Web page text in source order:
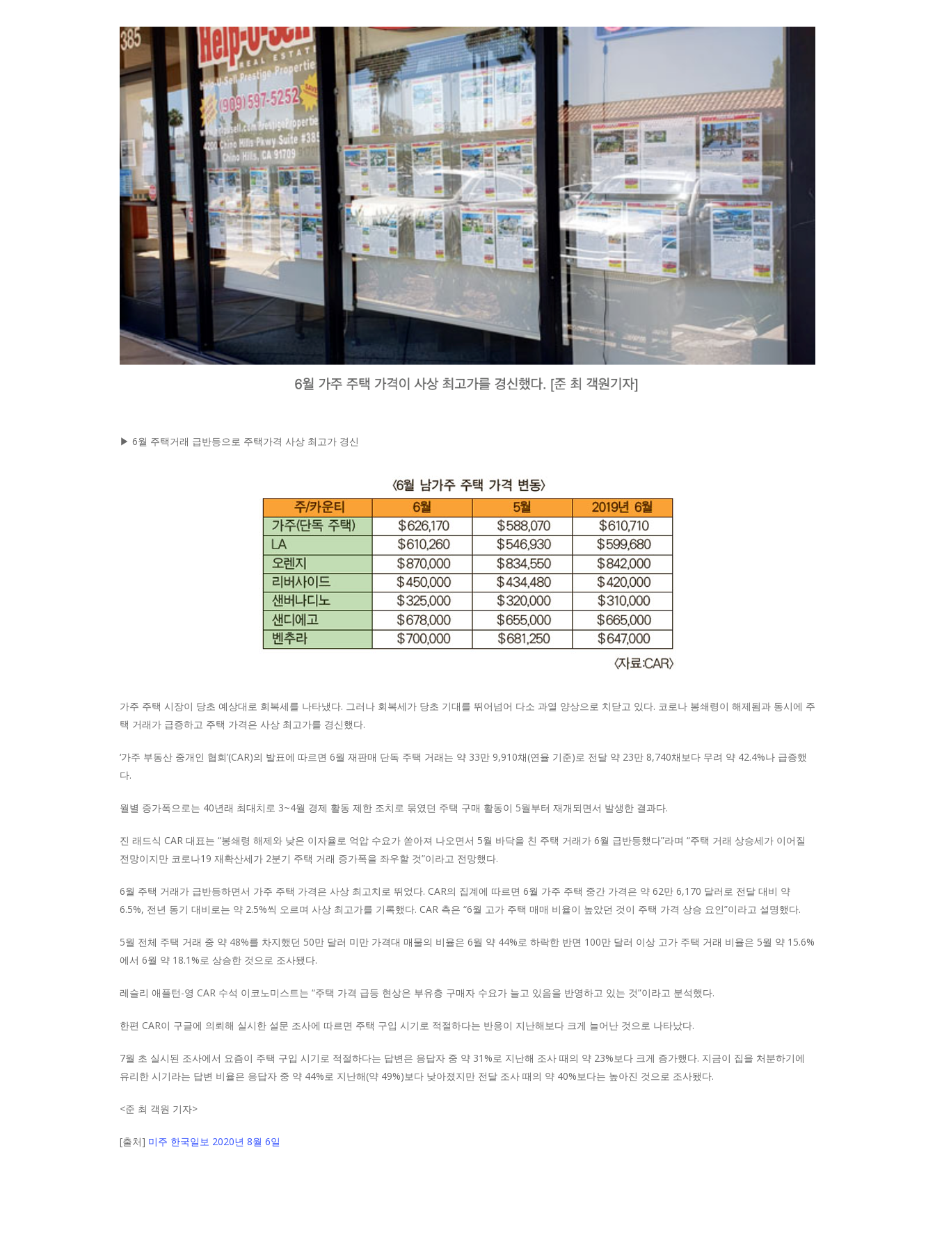
Hit enter to search or ESC to close
▶ 6월 주택거래 급반등으로 주택가격 사상 최고가 경신
가주 주택 시장이 당초 예상대로 회복세를 나타냈다. 그러나 회복세가 당초 기대를 뛰어넘어 다소 과열 양상으로 치닫고 있다. 코로나 봉쇄령이 해제됨과 동시에 주
택 거래가 급증하고 주택 가격은 사상 최고가를 경신했다.
‘가주 부동산 중개인 협회’(CAR)의 발표에 따르면 6월 재판매 단독 주택 거래는 약 33만 9,910채(연율 기준)로 전달 약 23만 8,740채보다 무려 약 42.4%나 급증했
다.
월별 증가폭으로는 40년래 최대치로 3~4월 경제 활동 제한 조치로 묶였던 주택 구매 활동이 5월부터 재개되면서 발생한 결과다.
진 래드식 CAR 대표는 “봉쇄령 해제와 낮은 이자율로 억압 수요가 쏟아져 나오면서 5월 바닥을 친 주택 거래가 6월 급반등했다”라며 “주택 거래 상승세가 이어질
전망이지만 코로나19 재확산세가 2분기 주택 거래 증가폭을 좌우할 것”이라고 전망했다.
6월 주택 거래가 급반등하면서 가주 주택 가격은 사상 최고치로 뛰었다. CAR의 집계에 따르면 6월 가주 주택 중간 가격은 약 62만 6,170 달러로 전달 대비 약
6.5%, 전년 동기 대비로는 약 2.5%씩 오르며 사상 최고가를 기록했다. CAR 측은 “6월 고가 주택 매매 비율이 높았던 것이 주택 가격 상승 요인”이라고 설명했다.
5월 전체 주택 거래 중 약 48%를 차지했던 50만 달러 미만 가격대 매물의 비율은 6월 약 44%로 하락한 반면 100만 달러 이상 고가 주택 거래 비율은 5월 약 15.6%
에서 6월 약 18.1%로 상승한 것으로 조사됐다.
레슬리 애플턴-영 CAR 수석 이코노미스트는 “주택 가격 급등 현상은 부유층 구매자 수요가 늘고 있음을 반영하고 있는 것”이라고 분석했다.
한편 CAR이 구글에 의뢰해 실시한 설문 조사에 따르면 주택 구입 시기로 적절하다는 반응이 지난해보다 크게 늘어난 것으로 나타났다.
7월 초 실시된 조사에서 요즘이 주택 구입 시기로 적절하다는 답변은 응답자 중 약 31%로 지난해 조사 때의 약 23%보다 크게 증가했다. 지금이 집을 처분하기에
유리한 시기라는 답변 비율은 응답자 중 약 44%로 지난해(약 49%)보다 낮아졌지만 전달 조사 때의 약 40%보다는 높아진 것으로 조사됐다.
<준 최 객원 기자>
[출처] 미주 한국일보 2020년 8월 6일